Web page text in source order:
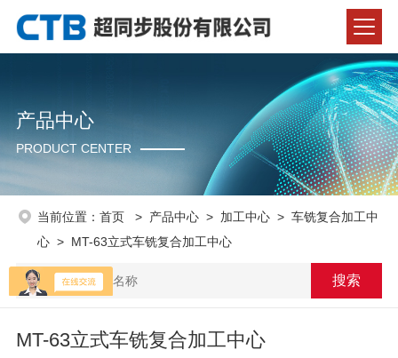
产品中心
PRODUCT CENTER
当前位置： 首页 > 产品中心> 加工中心> 车铣复合加工中
心> MT-63立式车铣复合加工中心
MT-63立式车铣复合加工中心